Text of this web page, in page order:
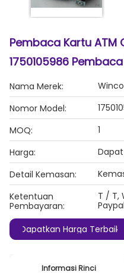
Pembaca Kartu ATM
1750105986
Nama Merek:
Nomor Model:
MOQ:
1
Harga:
Detail Kemasan:
Ketentuan
Pembayaran:
T / T,
Paypal
Dapatkan Harga Terbaik
Informasi Rinci